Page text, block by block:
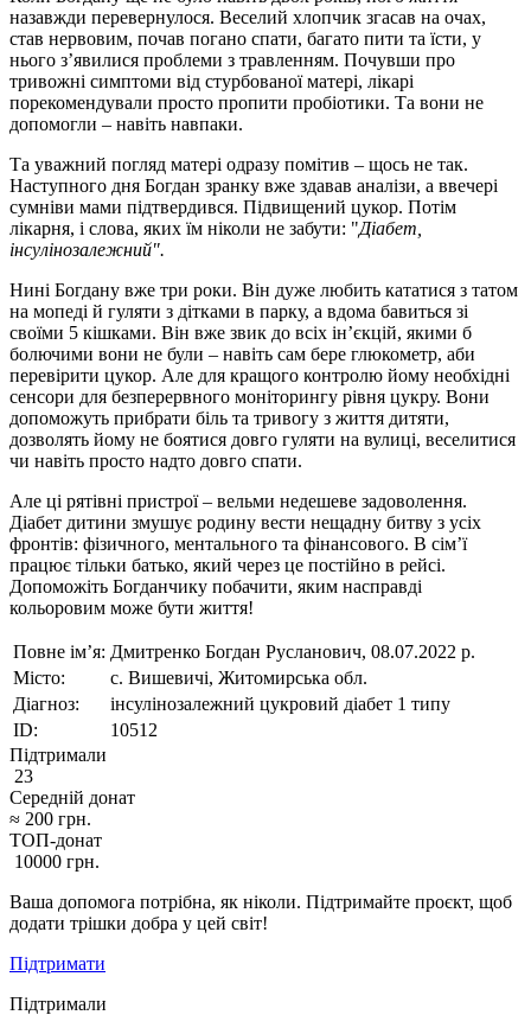
назавжди перевернулося. Веселий хлопчик згасав на очах,
став нервовим, почав погано спати, багато пити та їсти, у
нього з’явилися проблеми з травленням. Почувши про
тривожні симптоми від стурбованої матері, лікарі
порекомендували просто пропити пробіотики. Та вони не
допомогли – навіть навпаки.
Та уважний погляд матері одразу помітив – щось не так.
Наступного дня Богдан зранку вже здавав аналізи, а ввечері
сумніви мами підтвердився. Підвищений цукор. Потім
лікарня, і слова, яких їм ніколи не забути: "Діабет,
інсулінозалежний".
Нині Богдану вже три роки. Він дуже любить кататися з татом
на мопеді й гуляти з дітками в парку, а вдома бавиться зі
своїми 5 кішками. Він вже звик до всіх ін’єкцій, якими б
болючими вони не були – навіть сам бере глюкометр, аби
перевірити цукор. Але для кращого контролю йому необхідні
сенсори для безперервного моніторингу рівня цукру. Вони
допоможуть прибрати біль та тривогу з життя дитяти,
дозволять йому не боятися довго гуляти на вулиці, веселитися
чи навіть просто надто довго спати.
Але ці рятівні пристрої – вельми недешеве задоволення.
Діабет дитини змушує родину вести нещадну битву з усіх
фронтів: фізичного, ментального та фінансового. В сім’ї
працює тільки батько, який через це постійно в рейсі.
Допоможіть Богданчику побачити, яким насправді
кольоровим може бути життя!
Повне ім’я: Дмитренко Богдан Русланович, 08.07.2022 р.
Місто:
с. Вишевичі, Житомирська обл.
Діагноз:
інсулінозалежний цукровий діабет 1 типу
ID:
10512
Підтримали
23
Середній донат
≈ 200 грн.
ТОП-донат
10000 грн.
Ваша допомога потрібна, як ніколи. Підтримайте проєкт, щоб
додати трішки добра у цей світ!
Підтримати
Підтримали